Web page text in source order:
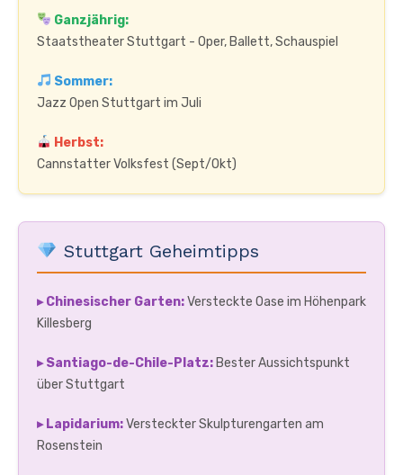
Ganzjährig:
Staatstheater Stuttgart - Oper, Ballett, Schauspiel
Sommer:
Jazz Open Stuttgart im Juli
Herbst:
Cannstatter Volksfest (Sept/Okt)
Stuttgart Geheimtipps
▸ Chinesischer Garten:Versteckte Oase im Höhenpark
Killesberg
▸ Santiago-de-Chile-Platz: Bester Aussichtspunkt
über Stuttgart
▸ Lapidarium:Versteckter Skulpturengarten am
Rosenstein